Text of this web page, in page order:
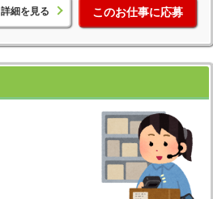
詳細を見る このお仕事に応募